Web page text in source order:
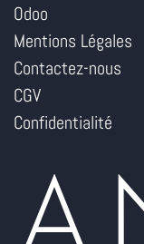
Odoo
Mentions Légales
Contactez-nous
CGV
Confidentialité